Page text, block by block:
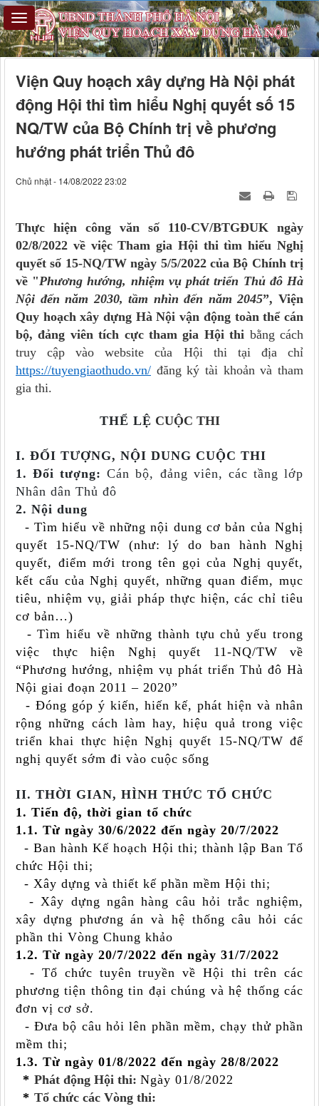
Viện Quy hoạch xây dựng Hà Nội phát
động Hội thi tìm hiểu Nghị quyết số 15
NQ/TW của Bộ Chính trị về phương
hướng phát triển Thủ đô
Chủ nhật - 14/08/2022 23:02
Thực hiện công văn số 110-CV/BTGĐUK ngày
02/8/2022 về việc Tham gia Hội thi tìm hiểu Nghị
quyết số 15-NQ/TW ngày 5/5/2022 của Bộ Chính trị
về "Phương hướng, nhiệm vụ phát triển Thủ đô Hà
Nội đến năm 2030, tầm nhìn đến năm 2045”, Viện
Quy hoạch xây dựng Hà Nội vận động toàn thể cán
bộ, đảng viên tích cực tham gia Hội thi bằng cách
truy cập vào website của Hội thi tại địa chỉ
https://tuyengiaothudo.vn/ đăng ký tài khoản và tham
gia thi.
THỂ LỆ CUỘC THI
I. ĐỐI TƯỢNG, NỘI DUNG CUỘC THI
1. Đối tượng:Cán bộ, đảng viên, các tầng lớp
Nhân dân Thủ đô
2. Nội dung
- Tìm hiểu về những nội dung cơ bản của Nghị
quyết 15-NQ/TW (như: lý do ban hành Nghị
quyết, điểm mới trong tên gọi của Nghị quyết,
kết cấu của Nghị quyết, những quan điểm, mục
tiêu, nhiệm vụ, giải pháp thực hiện, các chỉ tiêu
cơ bản…)
- Tìm hiểu về những thành tựu chủ yếu trong
việc thực hiện Nghị quyết 11-NQ/TW về
“Phương hướng, nhiệm vụ phát triển Thủ đô Hà
Nội giai đoạn 2011 – 2020”
- Đóng góp ý kiến, hiến kế, phát hiện và nhân
rộng những cách làm hay, hiệu quả trong việc
triển khai thực hiện Nghị quyết 15-NQ/TW để
nghị quyết sớm đi vào cuộc sống
II. THỜI GIAN, HÌNH THỨC TỔ CHỨC
1. Tiến độ, thời gian tổ chức
1.1. Từ ngày 30/6/2022 đến ngày 20/7/2022
- Ban hành Kế hoạch Hội thi; thành lập Ban Tổ
chức Hội thi;
- Xây dựng và thiết kế phần mềm Hội thi;
- Xây dựng ngân hàng câu hỏi trắc nghiệm,
xây dựng phương án và hệ thống câu hỏi các
phần thi Vòng Chung khảo
1.2. Từ ngày 20/7/2022 đến ngày 31/7/2022
- Tổ chức tuyên truyền về Hội thi trên các
phương tiện thông tin đại chúng và hệ thống các
đơn vị cơ sở.
- Đưa bộ câu hỏi lên phần mềm, chạy thử phần
mềm thi;
1.3. Từ ngày 01/8/2022 đến ngày 28/8/2022
* Phát động Hội thi: Ngày 01/8/2022
* Tổ chức các Vòng thi: